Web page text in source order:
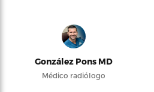
González Pons MD
Médico radiólogo